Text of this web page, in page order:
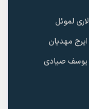
لموئل
مهدیان
یوسف صیادی